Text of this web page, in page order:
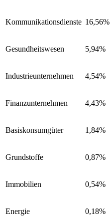
Kommunikationsdienste 16,56%
Gesundheitswesen 5,94%
Industrieunternehmen 4,54%
Finanzunternehmen 4,43%
Basiskonsumgüter 1,84%
Grundstoffe 0,87%
Immobilien 0,54%
Energie 0,18%